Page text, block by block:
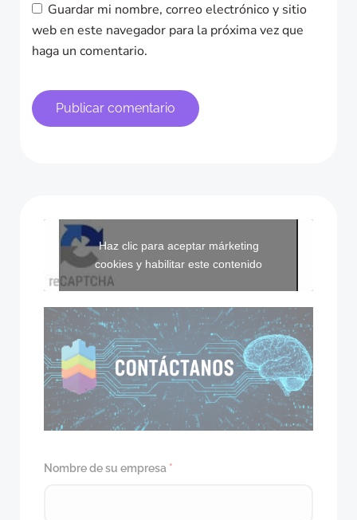
Guardar mi nombre, correo electrónico y sitio
web en este navegador para la próxima vez que
haga un comentario.
Haz clic para aceptar márketing
cookies y habilitar este contenido
Nombre de su empresa *